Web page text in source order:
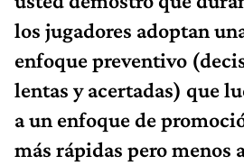
los jugadores adoptan
enfoque preventivo
lentas y acertadas) que
a un enfoque de
más rápidas pero menos